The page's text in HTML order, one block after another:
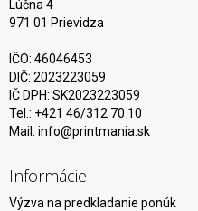
Lúčna 4
971 01 Prievidza
IČO: 46046453
DIČ: 2023223059
IČ DPH: SK2023223059
Tel.: +421 46/312 70 10
Mail: info@printmania.sk
Informácie
Výzva na predkladanie ponúk